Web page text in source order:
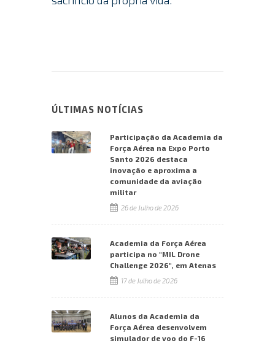
ÚLTIMAS NOTÍCIAS
Participação da Academia da
Força Aérea na Expo Porto
Santo 2026 destaca
inovação e aproxima a
comunidade da aviação
militar
26 de Julho de 2026
Academia da Força Aérea
participa no "MIL Drone
Challenge 2026", em Atenas
17 de Julho de 2026
Alunos da Academia da
Força Aérea desenvolvem
simulador de voo do F-16